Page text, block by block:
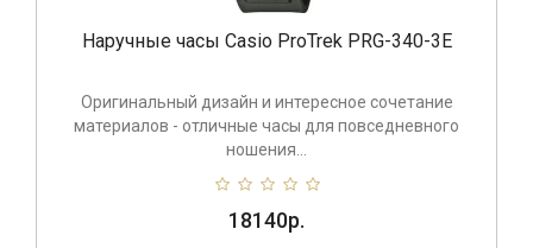
Наручные часы Casio ProTrek PRG-340-3E
Оригинальный дизайн и интересное сочетание
материалов - отличные часы для повседневного
ношения...
18140р.